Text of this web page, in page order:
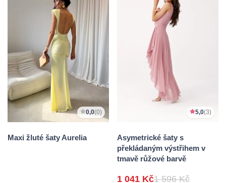
0,0(0)
Maxi žluté šaty Aurelia
5,0(3)
Asymetrické šaty s
překládaným výstřihem v
tmavě růžové barvě
1 041 Kč1 596 Kč